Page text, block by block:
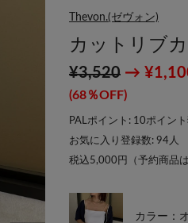
Thevon.(ゼヴォン)
カットリブ
¥3,520 →
(68％OFF)
PALポイント: 10ポイント
お気に入り登録数: 94 人
税込5,000円（予約商品
カラー：